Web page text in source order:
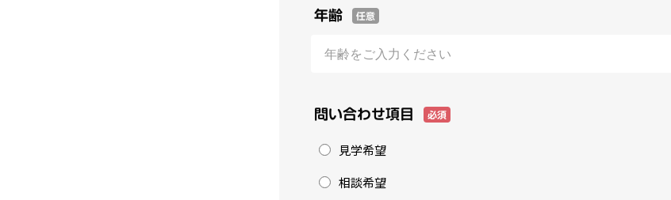
年齢 任意
問い合わせ項目 必須
見学希望
相談希望